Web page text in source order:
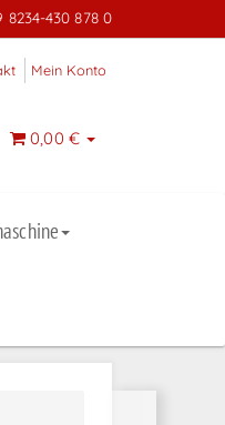
8234-430 878 0
Mein Konto
0,00 €